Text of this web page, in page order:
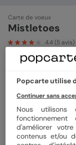
Carte de voeux
Mistletoes
4.4(5avis)
Papier
Popcarte utilise
Continuer sans
Nous
d'améliorer
contenus et/ou